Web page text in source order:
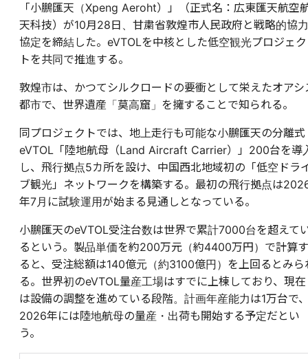
「小鵬匯天（Xpeng Aeroht）」（正式名：広東匯天航空
天科技）が10月28日、甘粛省敦煌市人民政府と戦略的協力
協定を締結した。eVTOLを中核とした低空観光プロジェク
トを共同で推進する。
敦煌市は、かつてシルクロードの要衝として栄えたオアシ
都市で、世界遺産「莫高窟」を擁することで知られる。
同プロジェクトでは、地上走行も可能な小鵬匯天の分離式
eVTOL「陸地航母（Land Aircraft Carrier）」200台を導
し、飛行拠点5カ所を設け、中国西北地域初の「低空ドラ
ブ観光」ネットワークを構築する。最初の飛行拠点は
年7月に試験運用が始まる見通しとなっている。
小鵬匯天のeVTOL受注台数は世界で累計7000台を超えて
るという。製品単価を約200万元（約4400万円）で計算す
ると、受注総額は140億元（約3100億円）を上回るとみら
る。世界初のeVTOL量産工場はすでに上棟しており、現在
は設備の調整を進めている段階。計画年産能力は1万台で
2026年には陸地航母の量産・出荷も開始する予定だとい
う。